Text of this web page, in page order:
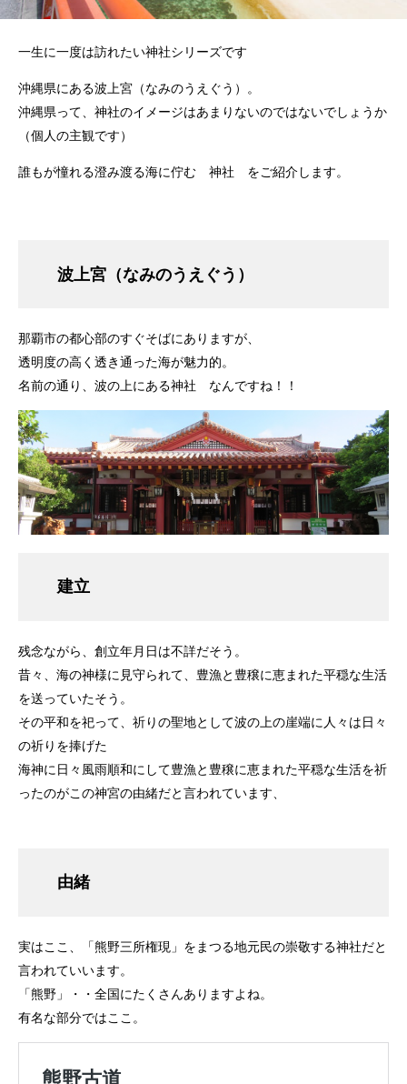
一生に一度は訪れたい神社シリーズです
沖縄県にある波上宮（なみのうえぐう）。
沖縄県って、神社のイメージはあまりないのではないでしょうか
（個人の主観です）
誰もが憧れる澄み渡る海に佇む 神社 をご紹介します。
波上宮（なみのうえぐう）
那覇市の都心部のすぐそばにありますが、
透明度の高く透き通った海が魅力的。
名前の通り、波の上にある神社 なんですね！！
建立
残念ながら、創立年月日は不詳だそう。
昔々、海の神様に見守られて、豊漁と豊穣に恵まれた平穏な生活
を送っていたそう。
その平和を祀って、祈りの聖地として波の上の崖端に人々は日々
の祈りを捧げた
海神に日々風雨順和にして豊漁と豊穣に恵まれた平穏な生活を祈
ったのがこの神宮の由緒だと言われています、
由緒
実はここ、「熊野三所権現」をまつる地元民の崇敬する神社だと
言われていいます。
「熊野」・・全国にたくさんありますよね。
有名な部分ではここ。